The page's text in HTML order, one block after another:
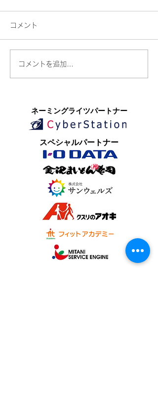
コメント
コメントを追加…
​ネーミングライツパートナー
​スペシャルパートナー